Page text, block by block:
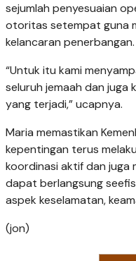
sejumlah penyesuaian
otoritas setempat guna
kelancaran penerbangan.
“Untuk itu kami
seluruh jemaah dan juga
yang terjadi,” ucapnya.
Maria memastikan
kepentingan terus
koordinasi aktif dan juga
dapat berlangsung
aspek keselamatan,
(jon)